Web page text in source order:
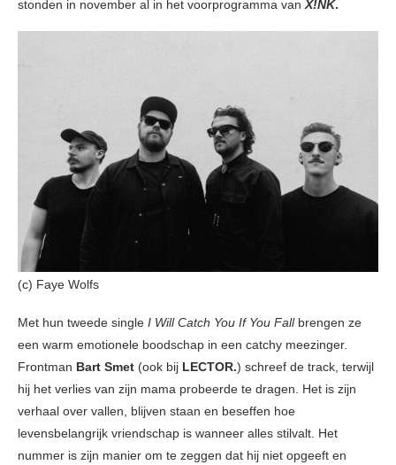
stonden in november al in het voorprogramma vanX!NK.
(c) Faye Wolfs
Met hun tweede single I Will Catch You If You Fallbrengen ze
een warm emotionele boodschap in een catchy meezinger.
Frontman Bart Smet (ook bij LECTOR.) schreef de track, terwijl
hij het verlies van zijn mama probeerde te dragen. Het is zijn
verhaal over vallen, blijven staan en beseffen hoe
levensbelangrijk vriendschap is wanneer alles stilvalt. Het
nummer is zijn manier om te zeggen dat hij niet opgeeft en